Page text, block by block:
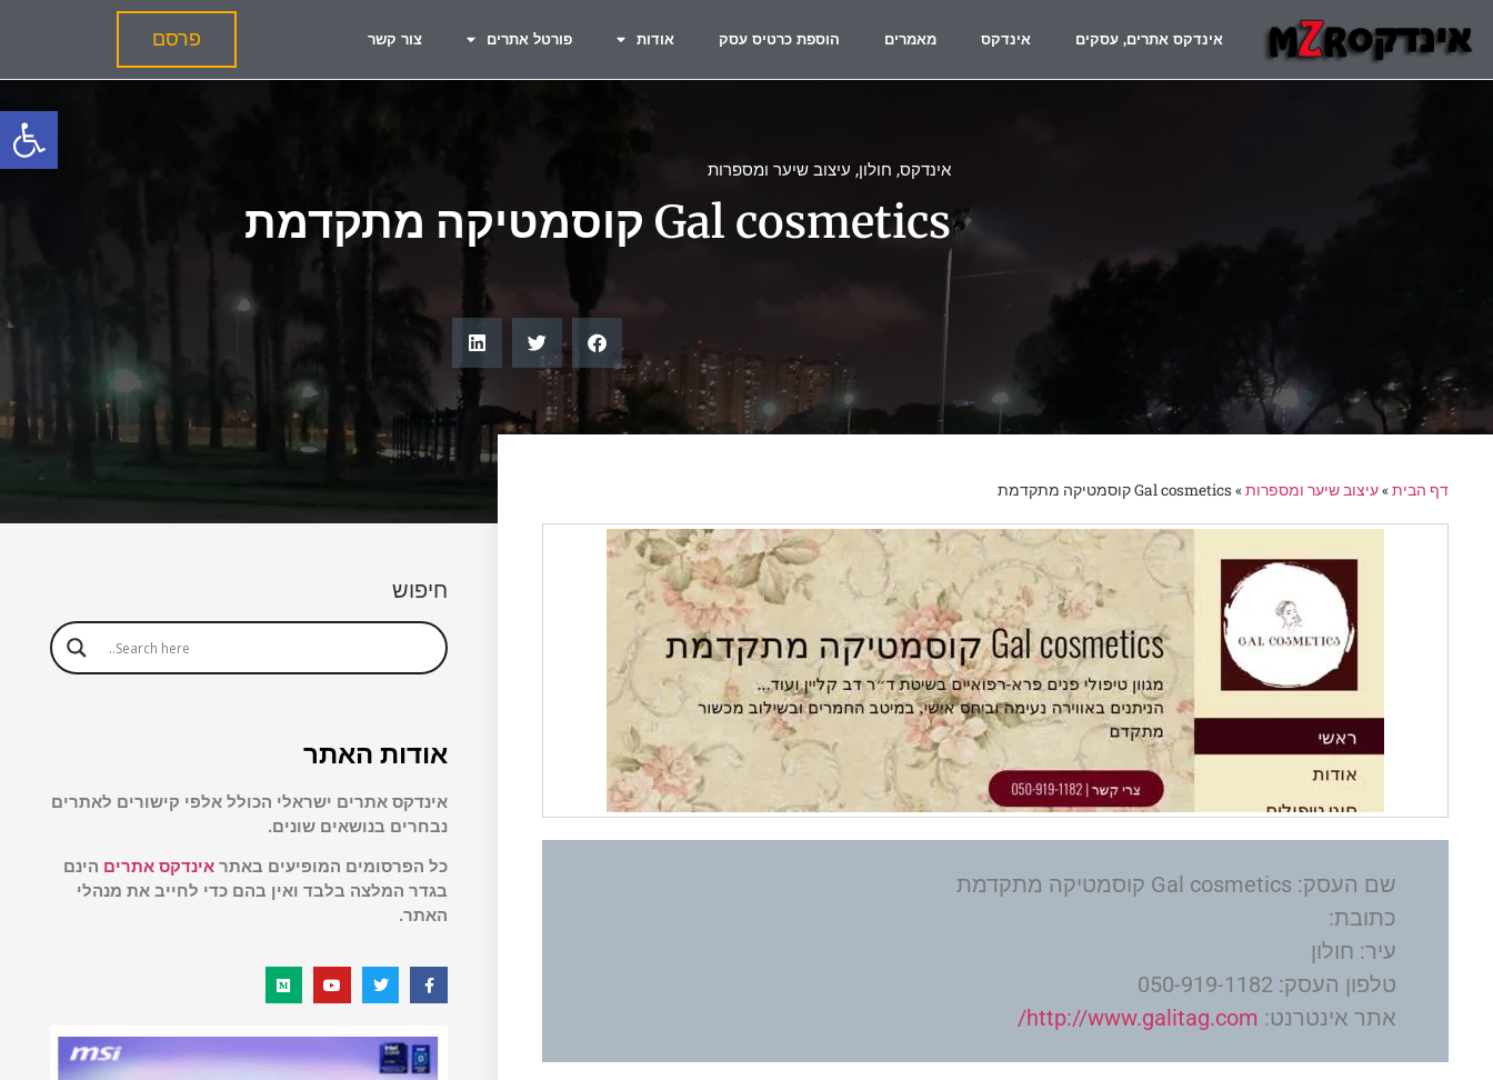
אינדקס אתרים, עסקים אינדקס מאמרים הוספת כרטיס עסק אודות פורטל אתרים צור קשר פרסם
אינדקס, חולון, עיצוב שיער ומספרות
Gal cosmetics קוסמטיקה מתקדמת
דף הבית»עיצוב שיער ומספרות» Gal cosmetics קוסמטיקה מתקדמת
שם העסק: Gal cosmetics קוסמטיקה מתקדמת
כתובת:
עיר: חולון
טלפון העסק: 050-919-1182
אתר אינטרנט: http://www.galitag.com/
חיפוש
אודות האתר
אינדקס אתרים ישראלי הכולל אלפי קישורים לאתרים
נבחרים בנושאים שונים.
כל הפרסומים המופיעים באתר אינדקס אתרים הינם
בגדר המלצה בלבד ואין בהם כדי לחייב את מנהלי
האתר.